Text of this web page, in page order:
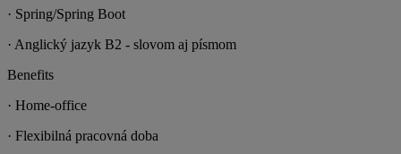
· Spring/Spring Boot
· Anglický jazyk B2 - slovom aj písmom
Benefits
· Home-office
· Flexibilná pracovná doba